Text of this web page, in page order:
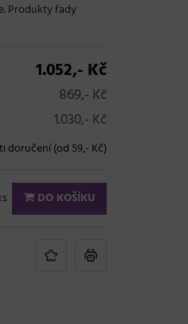
Produkty řady
1.052,- Kč
869,- Kč
1.030,- Kč
doručení (od 59,- Kč)
DO KOŠÍKU